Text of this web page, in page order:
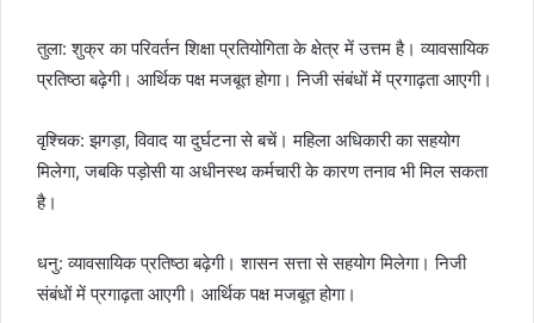
तुला: शुक्र का परिवर्तन शिक्षा प्रतियोगिता के क्षेत्र में उत्तम है। व्यावसायिक
प्रतिष्ठा बढ़ेगी। आर्थिक पक्ष मजबूत होगा। निजी संबंधों में प्रगाढ़ता आएगी।
वृश्चिक: झगड़ा, विवाद या दुर्घटना से बचें। महिला अधिकारी का सहयोग
मिलेगा, जबकि पड़ोसी या अधीनस्थ कर्मचारी के कारण तनाव भी मिल सकता
है।
धनु: व्यावसायिक प्रतिष्ठा बढ़ेगी। शासन सत्ता से सहयोग मिलेगा। निजी
संबंधों में प्रगाढ़ता आएगी। आर्थिक पक्ष मजबूत होगा।